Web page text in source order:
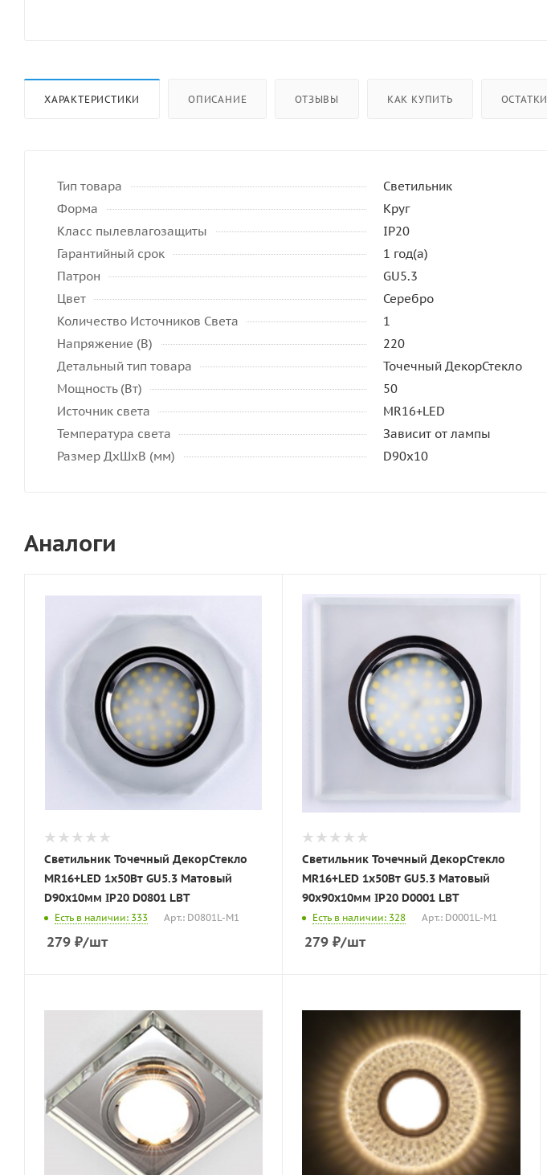
ХАРАКТЕРИСТИКИ ОПИСАНИЕ ОТЗЫВЫ КАК КУПИТЬ ОСТАТКИ
Тип товара
Светильник
Форма
Круг
Класс пылевлагозащиты
IP20
Гарантийный срок
1 год(а)
Патрон
GU5.3
Цвет
Серебро
Количество Источников Света
1
Напряжение (В)
220
Детальный тип товара
Точечный ДекорСтекло
Мощность (Вт)
50
Источник света
MR16+LED
Температура света
Зависит от лампы
Размер ДхШхВ (мм)
D90х10
Аналоги
Светильник Точечный ДекорСтекло
MR16+LED 1х50Вт GU5.3 Матовый
D90х10мм IP20 D0801 LBT
Есть в наличии: 333 Арт.: D0801L-M1
279 ₽/шт
Светильник Точечный ДекорСтекло
MR16+LED 1х50Вт GU5.3 Матовый
90х90х10мм IP20 D0001 LBT
Есть в наличии: 328 Арт.: D0001L-M1
279 ₽/шт